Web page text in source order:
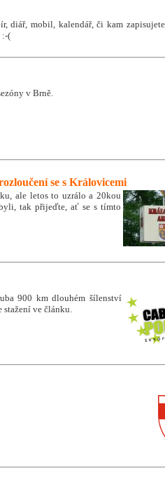
diář, mobil, kalendář, či kam
:-(
v Brně.
se s Královicemi
ale letos to uzrálo a 20kou
tak přijeďte, ať se s tímto
900 km dlouhém šílenství
stažení ve článku.